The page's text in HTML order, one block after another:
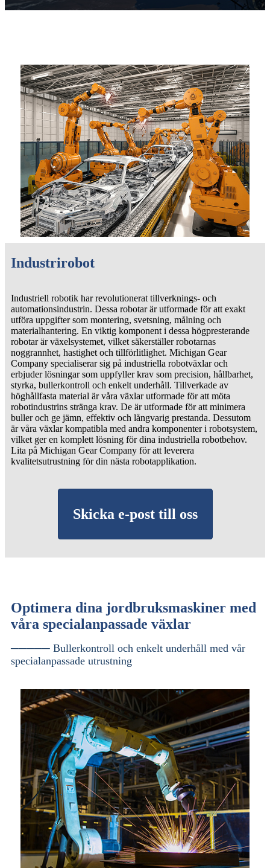
Industrirobot
Industriell robotik har revolutionerat tillverknings- och
automationsindustrin. Dessa robotar är utformade för att exakt
utföra uppgifter som montering, svetsning, målning och
materialhantering. En viktig komponent i dessa högpresterande
robotar är växelsystemet, vilket säkerställer robotarnas
noggrannhet, hastighet och tillförlitlighet. Michigan Gear
Company specialiserar sig på industriella robotväxlar och
erbjuder lösningar som uppfyller krav som precision, hållbarhet,
styrka, bullerkontroll och enkelt underhåll. Tillverkade av
höghållfasta material är våra växlar utformade för att möta
robotindustrins stränga krav. De är utformade för att minimera
buller och ge jämn, effektiv och långvarig prestanda. Dessutom
är våra växlar kompatibla med andra komponenter i robotsystem,
vilket ger en komplett lösning för dina industriella robotbehov.
Lita på Michigan Gear Company för att leverera
kvalitetsutrustning för din nästa robotapplikation.
Skicka e-post till oss
Optimera dina jordbruksmaskiner med
våra specialanpassade växlar
───── Bullerkontroll och enkelt underhåll med vår
specialanpassade utrustning